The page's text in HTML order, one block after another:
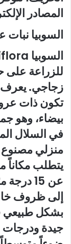
المصادر
السوبيا
للزراعة على
زجاجي. يعرف
تكون ذات
بيضاء، وهو
في السلال
منزلي مصنوع
يتطلب مكاناً
عن 15
إلى ظروف
بشكل طبيعي
جيدة ودرجات